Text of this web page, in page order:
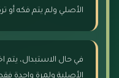
الأصلي ولم يتم فكه أو
في حال الاستبدال، يتم
الأصلية ولمرة واحدة